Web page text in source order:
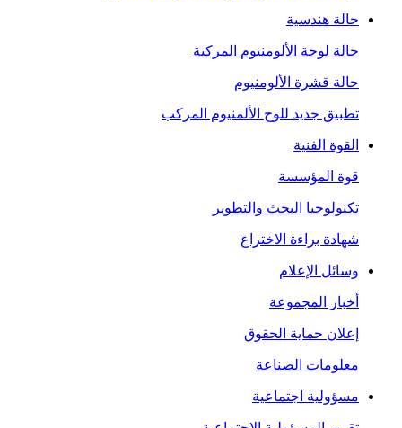
حالة هندسية
حالة لوحة الألومنيوم المركبة
حالة قشرة الألومنيوم
تطبيق جديد للوح الألمنيوم المركب
القوة الفنية
قوة المؤسسة
تكنولوجيا البحث والتطوير
شهادة براءة الاختراع
وسائل الإعلام
أخبار المجموعة
إعلان حماية الحقوق
معلومات الصناعة
مسؤولية اجتماعية